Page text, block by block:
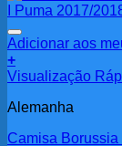
Adicionar aos
+
Visualização
Alemanha
Camisa